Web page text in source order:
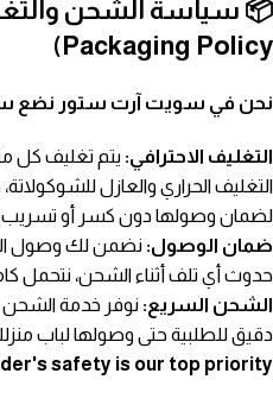
Packaging Policy)
نحن في سويت آرت ستور نضع
التغليف الاحترافي: يتم تغليف كل
التغليف الحراري والعازل
لضمان وصولها دون كسر أو تسريب.
ضمان الوصول: نضمن لك وصول
حدوث أي تلف أثناء الشحن، نتحمل
الشحن السريع: نوفر خدمة
دقيق للطلبية حتى وصولها لباب
safety is our top priority: